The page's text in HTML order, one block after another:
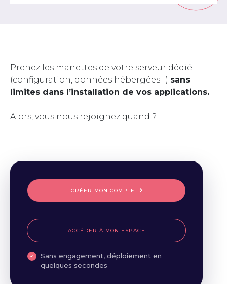
Prenez les manettes de votre serveur dédié
(configuration, données hébergées…) sans
limites dans l’installation de vos applications.
Alors, vous nous rejoignez quand ?
CRÉER MON COMPTE
ACCÉDER À MON ESPACE
Sans engagement, déploiement en
quelques secondes